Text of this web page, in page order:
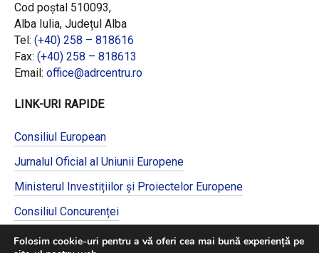
Cod poștal 510093,
Alba Iulia, Județul Alba
Tel: (+40) 258 – 818616
Fax: (+40) 258 – 818613
Email: office@adrcentru.ro
LINK-URI RAPIDE
Consiliul European
Jurnalul Oficial al Uniunii Europene
Ministerul Investițiilor și Proiectelor Europene
Consiliul Concurenței
programe cofinanțate de Uniunea Europeană,
Folosim cookie-uri pentru a vă oferi cea mai bună experiență pe